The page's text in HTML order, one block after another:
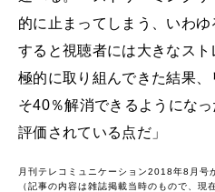
的に止まってしまう、いわ
すると視聴者には大きなス
極的に取り組んできた結果
そ40％解消できるようにな
評価されている点だ」
月刊テレコミュニケーション2018年8月号
（記事の内容は雑誌掲載当時のもので、現